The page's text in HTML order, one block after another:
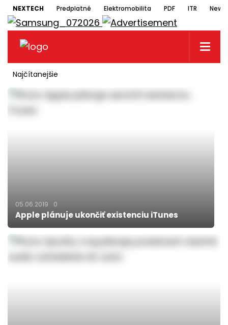
NEXTECH Predplatné Elektromobilita PDF ITR
Najčítanejšie
05.06.2019 0
Apple plánuje ukončiť existenciu iTunes